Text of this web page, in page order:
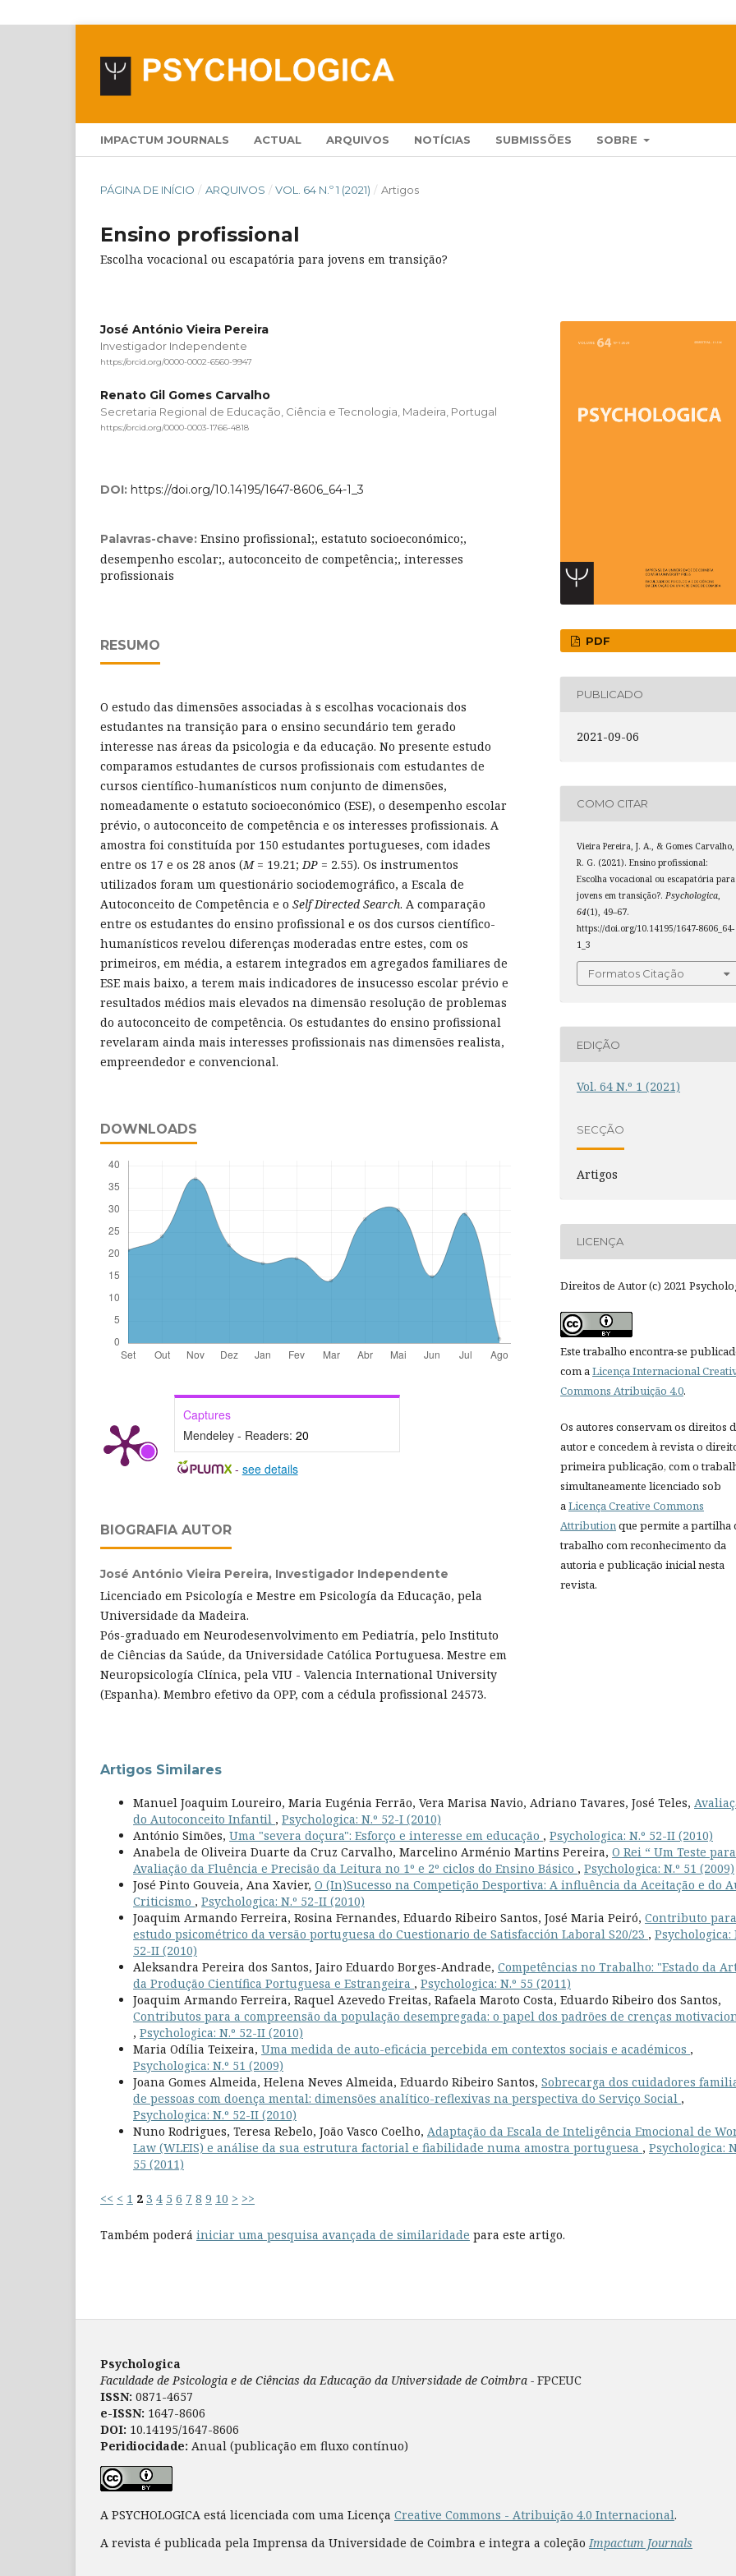
IMPACTUM JOURNALS ACTUAL ARQUIVOS NOTÍCIAS SUBMISSÕES SOBRE
PÁGINA DE INÍCIO / ARQUIVOS / VOL. 64 N.º 1 (2021) / Artigos
Ensino profissional
Escolha vocacional ou escapatória para jovens em transição?
José António Vieira Pereira
Investigador Independente
https://orcid.org/0000-0002-6560-9947
Renato Gil Gomes Carvalho
Secretaria Regional de Educação, Ciência e Tecnologia, Madeira, Portugal
https://orcid.org/0000-0003-1766-4818
DOI: https://doi.org/10.14195/1647-8606_64-1_3
Palavras-chave: Ensino profissional;, estatuto socioeconómico;,
desempenho escolar;, autoconceito de competência;, interesses
profissionais
RESUMO
O estudo das dimensões associadas à s escolhas vocacionais dos
estudantes na transição para o ensino secundário tem gerado
interesse nas áreas da psicologia e da educação. No presente estudo
comparamos estudantes de cursos profissionais com estudantes de
cursos científico-humanísticos num conjunto de dimensões,
nomeadamente o estatuto socioeconómico (ESE), o desempenho escolar
prévio, o autoconceito de competência e os interesses profissionais. A
amostra foi constituída por 150 estudantes portugueses, com idades
entre os 17 e os 28 anos (M = 19.21;DP = 2.55). Os instrumentos
utilizados foram um questionário sociodemográfico, a Escala de
Autoconceito de Competência e o Self Directed Search. A comparação
entre os estudantes do ensino profissional e os dos cursos científico-
humanísticos revelou diferenças moderadas entre estes, com os
primeiros, em média, a estarem integrados em agregados familiares de
ESE mais baixo, a terem mais indicadores de insucesso escolar prévio e
resultados médios mais elevados na dimensão resolução de problemas
do autoconceito de competência. Os estudantes do ensino profissional
revelaram ainda mais interesses profissionais nas dimensões realista,
empreendedor e convencional.
DOWNLOADS
Captures
Mendeley - Readers: 20
- see details
BIOGRAFIA AUTOR
José António Vieira Pereira, Investigador Independente
Licenciado em Psicología e Mestre em Psicología da Educação, pela
Universidade da Madeira.
Pós-graduado em Neurodesenvolvimento em Pediatría, pelo Instituto
de Ciências da Saúde, da Universidade Católica Portuguesa. Mestre em
Neuropsicología Clínica, pela VIU - Valencia International University
(Espanha). Membro efetivo da OPP, com a cédula profissional 24573.
PDF
PUBLICADO
2021-09-06
COMO CITAR
Vieira Pereira, J. A., & Gomes Carvalho,
R. G. (2021). Ensino profissional:
Escolha vocacional ou escapatória para
jovens em transição?.Psychologica,
64(1), 49–67.
https://doi.org/10.14195/1647-8606_64-
1_3
Formatos Citação
EDIÇÃO
Vol. 64 N.º 1 (2021)
SECÇÃO
Artigos
LICENÇA
Direitos de Autor (c) 2021
Este trabalho encontra-se
com a Licença Internacional
Commons Atribuição 4.0.
Os autores conservam os direitos
autor e concedem à revista o
primeira publicação, com o
simultaneamente licenciado sob
a Licença Creative Commons
Attribution que permite a partilha
trabalho com reconhecimento da
autoria e publicação inicial nesta
revista.
Artigos Similares
Manuel Joaquim Loureiro, Maria Eugénia Ferrão, Vera Marisa Navio, Adriano Tavares, José Teles,
do Autoconceito Infantil , Psychologica: N.º 52-I (2010)
António Simões, Uma "severa doçura": Esforço e interesse em educação , Psychologica: N.º 52-II (2010)
Anabela de Oliveira Duarte da Cruz Carvalho, Marcelino Arménio Martins Pereira, O Rei “ Um Teste para
Avaliação da Fluência e Precisão da Leitura no 1º e 2º ciclos do Ensino Básico , Psychologica: N.º 51 (2009)
José Pinto Gouveia, Ana Xavier, O (In)Sucesso na Competição Desportiva: A influência da Aceitação e do
Criticismo , Psychologica: N.º 52-II (2010)
Joaquim Armando Ferreira, Rosina Fernandes, Eduardo Ribeiro Santos, José Maria Peiró, Contributo
estudo psicométrico da versão portuguesa do Cuestionario de Satisfacción Laboral S20/23 , Psychologica:
52-II (2010)
Aleksandra Pereira dos Santos, Jairo Eduardo Borges-Andrade, Competências no Trabalho: "Estado da
da Produção Científica Portuguesa e Estrangeira , Psychologica: N.º 55 (2011)
Joaquim Armando Ferreira, Raquel Azevedo Freitas, Rafaela Maroto Costa, Eduardo Ribeiro dos Santos,
Contributos para a compreensão da população desempregada: o papel dos padrões de crenças
, Psychologica: N.º 52-II (2010)
Maria Odília Teixeira, Uma medida de auto-eficácia percebida em contextos sociais e académicos ,
Psychologica: N.º 51 (2009)
Joana Gomes Almeida, Helena Neves Almeida, Eduardo Ribeiro Santos, Sobrecarga dos cuidadores
de pessoas com doença mental: dimensões analítico-reflexivas na perspectiva do Serviço Social ,
Psychologica: N.º 52-II (2010)
Nuno Rodrigues, Teresa Rebelo, João Vasco Coelho, Adaptação da Escala de Inteligência Emocional de
Law (WLEIS) e análise da sua estrutura factorial e fiabilidade numa amostra portuguesa , Psychologica:
55 (2011)
<< < 1 2 3 4 5 6 7 8 9 10 > >>
Também poderá iniciar uma pesquisa avançada de similaridade para este artigo.
Psychologica
Faculdade de Psicologia e de Ciências da Educação da Universidade de Coimbra - FPCEUC
ISSN: 0871-4657
e-ISSN: 1647-8606
DOI: 10.14195/1647-8606
Peridiocidade: Anual (publicação em fluxo contínuo)
A PSYCHOLOGICA está licenciada com uma Licença Creative Commons - Atribuição 4.0 Internacional.
A revista é publicada pela Imprensa da Universidade de Coimbra e integra a coleçãoImpactum Journals